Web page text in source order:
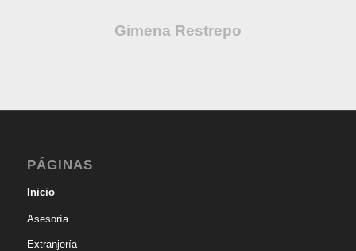
Gimena Restrepo
PÁGINAS
Inicio
Asesoría
Extranjería